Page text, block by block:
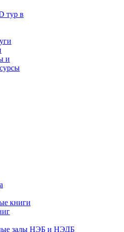
тур в
и
книги
залы НЭБ и НЭДБ